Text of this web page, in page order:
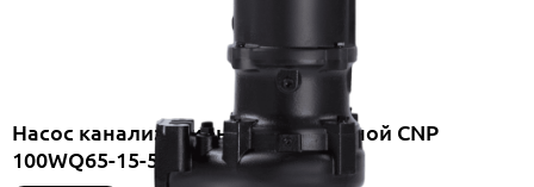
Насос канализационный погружной CNP
100WQ65-15-5.5AC(I)+TOS-100